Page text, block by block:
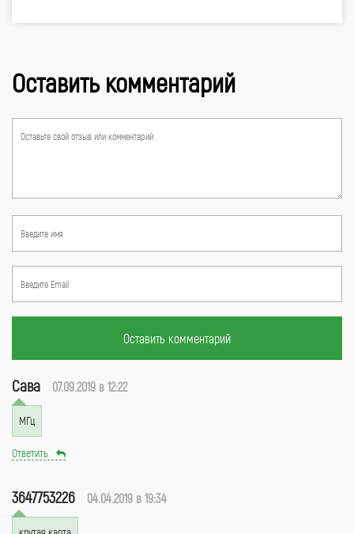
Оставить комментарий
Оставить комментарий
Сава 07.09.2019 в 12:22
МГц
Ответить
3647753226 04.04.2019 в 19:34